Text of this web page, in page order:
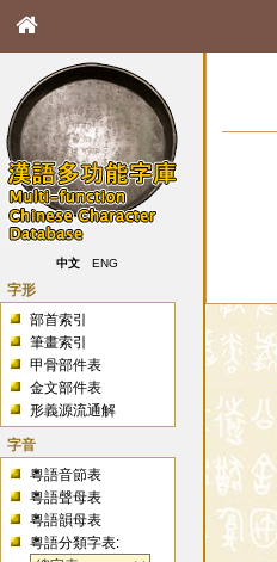
中文 ENG
字形
部首索引
筆畫索引
甲骨部件表
金文部件表
形義源流通解
字音
粵語音節表
粵語聲母表
粵語韻母表
粵語分類字表: